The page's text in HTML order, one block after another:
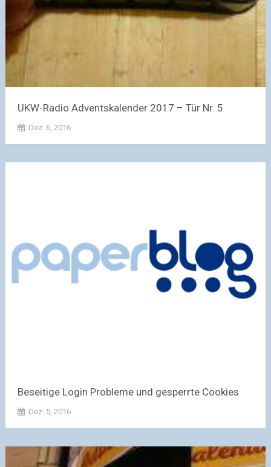
UKW-Radio Adventskalender 2017 – Tür Nr. 5
Dez. 6, 2016
Beseitige Login Probleme und gesperrte Cookies
Dez. 5, 2016